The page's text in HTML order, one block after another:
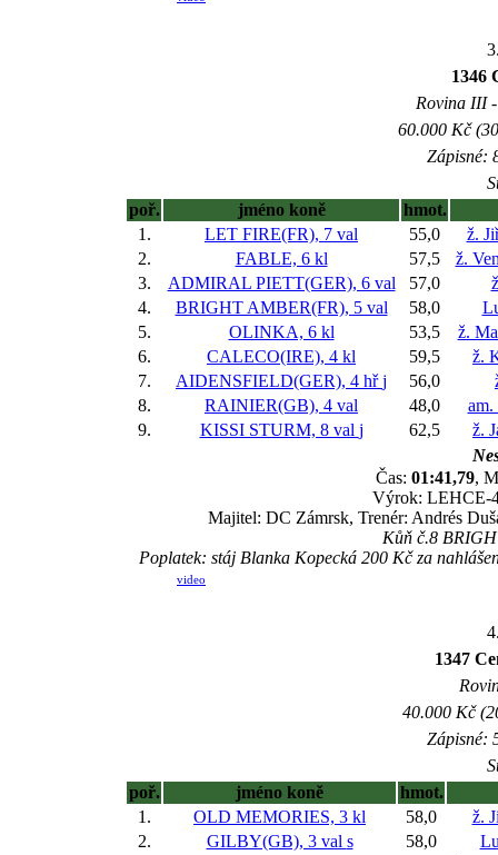
1346
Rovina III
60.000 Kč
Zápisné:
poř.
jméno koně
hmot.
1.
LET FIRE(FR), 7 val 55,0
ž.
2.
FABLE, 6 kl 57,5
ž.
3.
ADMIRAL PIETT(GER), 6 val 57,0
4.
BRIGHT AMBER(FR), 5 val 58,0
5.
OLINKA, 6 kl 53,5
ž.
6.
CALECO(IRE), 4 kl 59,5
ž.
7.
AIDENSFIELD(GER), 4 hřj 56,0
8.
RAINIER(GB), 4 val 48,0
am.
9.
KISSI STURM, 8 val j 62,5
ž.
Čas: 01:41,79,
Výrok: LEHCE-
Majitel: DC Zámrsk, Trenér: Andrés
Kůň č.8
Poplatek: stáj Blanka Kopecká 200 Kč za
video
1347
40.000 Kč
Zápisné:
poř.
jméno koně
hmot.
1.
OLD MEMORIES, 3 kl 58,0
ž.
2.
GILBY(GB), 3 val s 58,0